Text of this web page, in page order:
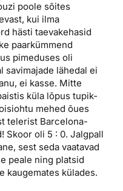
poole sõites
kui ilma
hästi taevakehasid
paarkümmend
pimeduses oli
savimajade lähedal ei
ei kasse. Mitte
küla lõpus tupik­
mehed õues
telerist Barcelona-
Skoor oli 5 : 0. Jalgpall
sest seda vaatavad
peale ning platsid
kaugemates külades.